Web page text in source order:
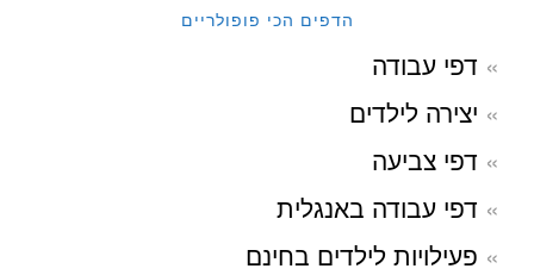
הדפים הכי פופולריים
דפי עבודה
יצירה לילדים
דפי צביעה
דפי עבודה באנגלית
פעילויות לילדים בחינם